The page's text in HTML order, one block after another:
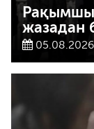
жазадан